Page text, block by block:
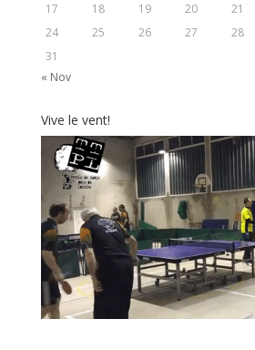
17
18 19 20 21
24
25 26 27 28
31
« Nov
Vive le vent!